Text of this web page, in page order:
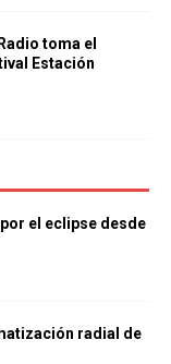
toma el
Estación
por el eclipse desde
radial de